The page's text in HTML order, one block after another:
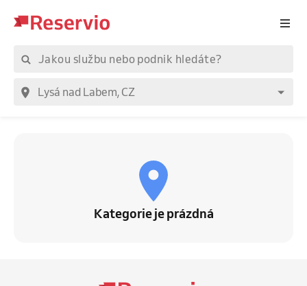
Kategorie je prázdná